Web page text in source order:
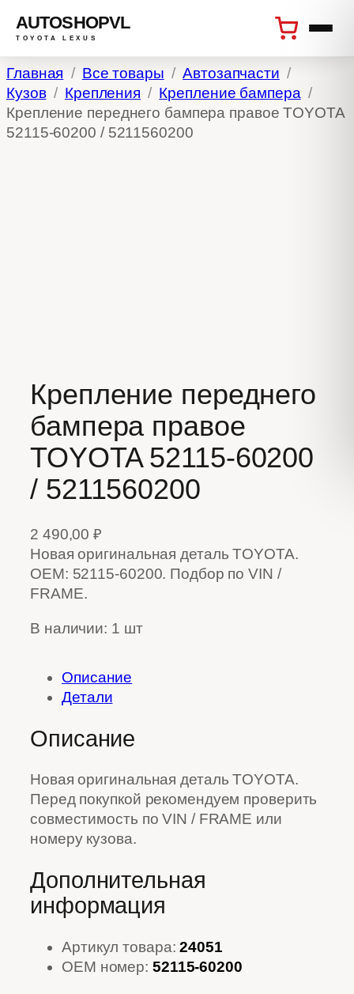
Перейти
к
содержимому
AUTOSHOPVL
TOYOTA LEXUS
Главная Все товары
Автозапчасти
Кузов
Крепления
Крепление бампера
Крепление переднего бампера правое TOYOTA
52115-60200 / 5211560200
Крепление переднего
бампера правое
TOYOTA 52115-60200
/ 5211560200
2 490,00₽
Новая оригинальная деталь TOYOTA.
OEM: 52115-60200. Подбор по VIN /
FRAME.
В наличии: 1 шт
Описание
Детали
Описание
Новая оригинальная деталь TOYOTA.
Перед покупкой рекомендуем проверить
совместимость по VIN / FRAME или
номеру кузова.
Дополнительная
информация
Артикул товара:24051
OEM номер: 52115-60200